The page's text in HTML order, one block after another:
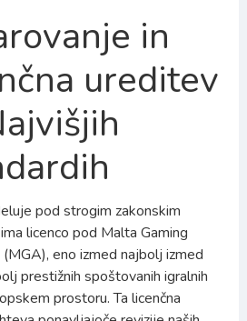
in
ureditev
pod strogim zakonskim
licenco pod Malta Gaming
eno izmed najbolj izmed
prestižnih spoštovanih igralnih
prostoru. Ta licenčna